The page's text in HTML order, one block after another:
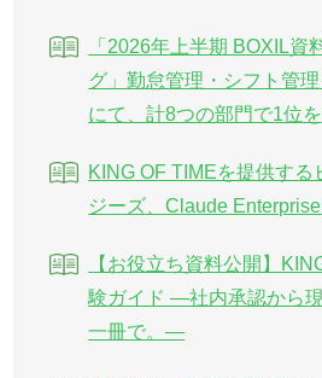
「2026年上半期 BOXIL資
グ」勤怠管理・シフト管
にて、計8つの部門で1位
KING OF TIMEを提供する
ジーズ、Claude
【お役立ち資料公開】
験ガイド ―社内承認から
一冊で。―